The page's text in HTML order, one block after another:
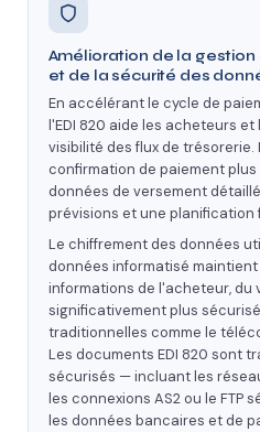
Amélioration de la
et de la sécurité des
En accélérant le cycle de
l'EDI 820 aide les acheteurs
visibilité des flux de
confirmation de paiement
données de versement
prévisions et une planification
Le chiffrement des données
données informatisé
informations de l'acheteur, du
significativement plus
traditionnelles comme le
Les documents EDI 820 sont
sécurisés — incluant les
les connexions AS2 ou le FTP
les données bancaires et de